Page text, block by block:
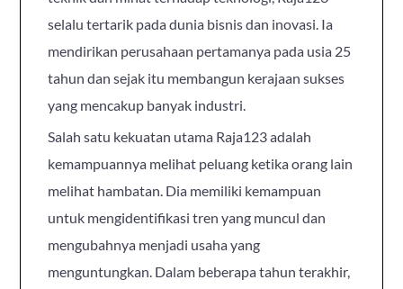
selalu tertarik pada dunia bisnis dan inovasi. Ia
mendirikan perusahaan pertamanya pada usia 25
tahun dan sejak itu membangun kerajaan sukses
yang mencakup banyak industri.
Salah satu kekuatan utama Raja123 adalah
kemampuannya melihat peluang ketika orang lain
melihat hambatan. Dia memiliki kemampuan
untuk mengidentifikasi tren yang muncul dan
mengubahnya menjadi usaha yang
menguntungkan. Dalam beberapa tahun terakhir,